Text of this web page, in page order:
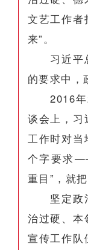
文艺工作者
来”。
习近平总
的要求中，
2016年2
谈会上，习
工作时对当
个字要求
重目”，就
坚定政治
治过硬、本
宣传工作队